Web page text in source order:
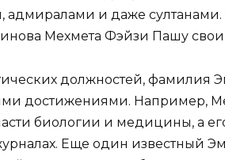
и даже
Мехмета Фэйзи Пашу
должностей, фамилия
достижениями. Например,
биологии и медицины, а
Еще один известный